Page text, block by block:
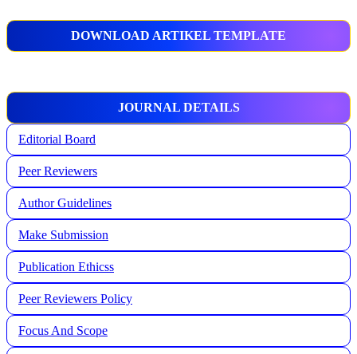
DOWNLOAD ARTIKEL TEMPLATE
JOURNAL DETAILS
Editorial Board
Peer Reviewers
Author Guidelines
Make Submission
Publication Ethicss
Peer Reviewers Policy
Focus And Scope